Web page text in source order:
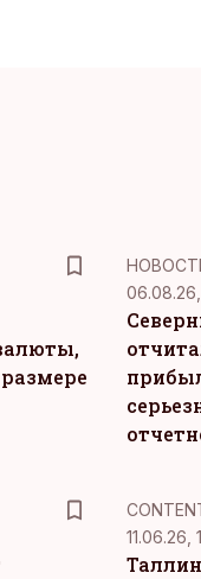
06.08.26,
KM
11.06.26,